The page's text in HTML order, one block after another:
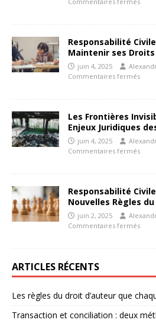
Responsabilité
Maintenir ses Droits
juin 4, 2025
Commentaires fermés
Les Frontières
Enjeux Juridiques
juin 4, 2025
Commentaires fermés
Responsabilité
Nouvelles Règles du
juin 2, 2025
Commentaires fermés
ARTICLES RÉCENTS
Les règles du droit d’auteur que
Transaction et conciliation : deux